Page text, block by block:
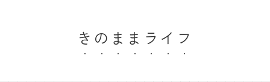
きのままライフ